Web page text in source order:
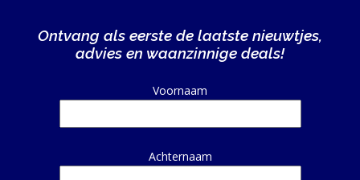
Ontvang als eerste de laatste nieuwtjes,
advies en waanzinnige deals!
Voornaam
Achternaam
Alternative: